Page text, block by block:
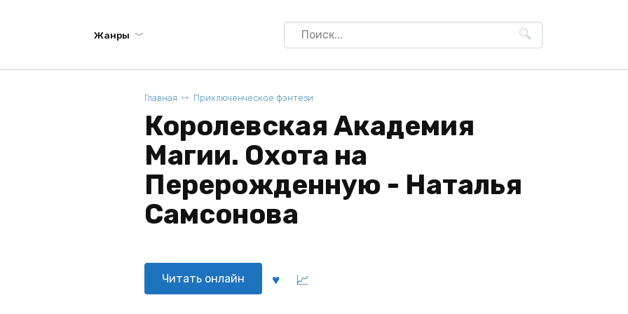
Жанры
Search
for:
Главная Приключенческое фэнтези
Королевская Академия
Магии. Охота на
Перерожденную - Наталья
Самсонова
Читать онлайн